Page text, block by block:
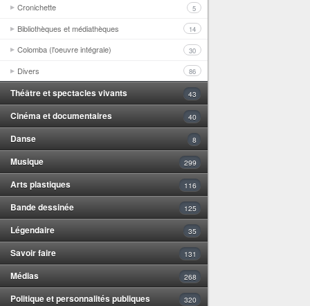
Cronichette 5
Bibliothèques et médiathèques 14
Colomba (l'oeuvre intégrale) 30
Divers 86
Théâtre et spectacles vivants 43
Cinéma et documentaires 40
Danse 8
Musique 299
Arts plastiques 116
Bande dessinée 125
Légendaire 35
Savoir faire 131
Médias 268
Politique et personnalités publiques 320